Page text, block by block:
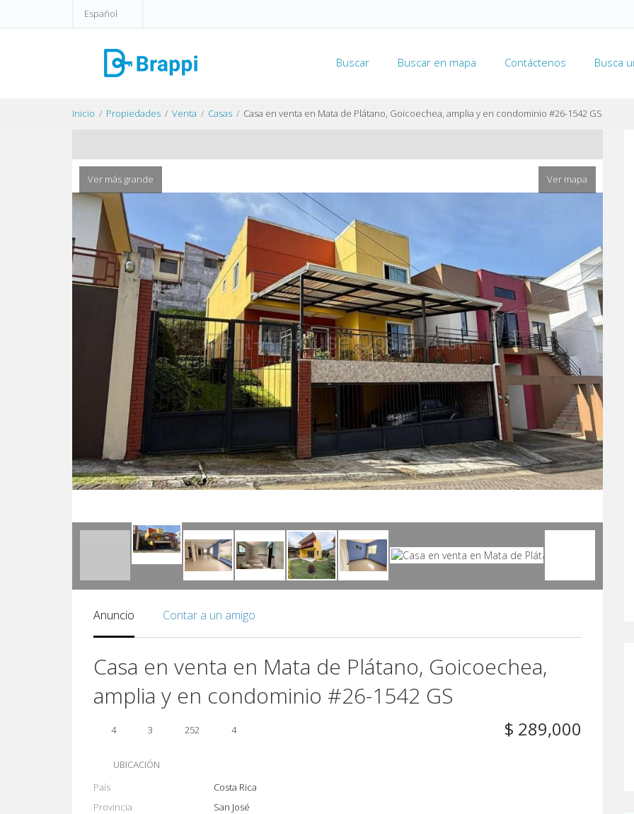
Español
Buscar Buscar en mapa Contáctenos Busca
Inicio Propiedades Venta Casas Casa en venta en Mata de Plátano, Goicoechea, amplia y en condominio #26-1542 GS
Ver más grande Ver mapa
Anuncio Contar a un amigo
Casa en venta en Mata de Plátano, Goicoechea,
amplia y en condominio #26-1542 GS
$ 289,000
4 3 252 4
UBICACIÓN
País
Costa Rica
Provincia
San José